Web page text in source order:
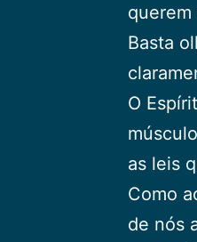
querem
Basta
O
as leis
Como
de nós